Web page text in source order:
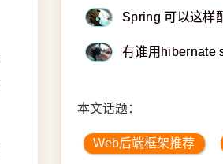
Spring 可以这样
有谁用hibernate
本文话题：
Web后端框架推荐